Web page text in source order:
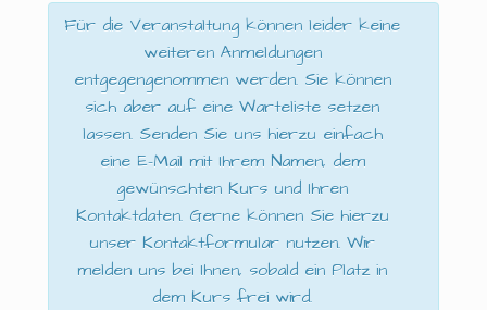
Für die Veranstaltung können leider keine
weiteren Anmeldungen
entgegengenommen werden. Sie können
sich aber auf eine Warteliste setzen
lassen. Senden Sie uns hierzu einfach
eine E-Mail mit Ihrem Namen, dem
gewünschten Kurs und Ihren
Kontaktdaten. Gerne können Sie hierzu
unser Kontaktformular nutzen. Wir
melden uns bei Ihnen, sobald ein Platz in
dem Kurs frei wird.